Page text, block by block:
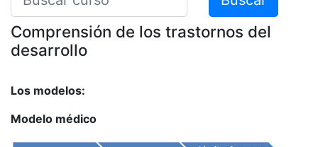
Comprensión de los trastornos del
desarrollo
Los modelos:
Modelo médico